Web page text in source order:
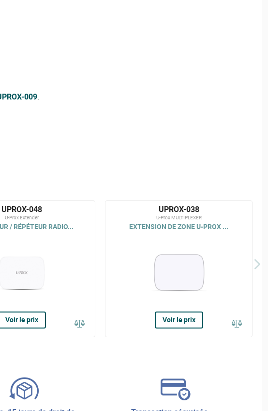
009.
UPROX-048
U-Prox Extender
/ RÉPÉTEUR RADIO...
Voir le prix
UPROX-038
U-Prox MULTIPLEXER
EXTENSION DE ZONE U-PROX ...
Voir le prix